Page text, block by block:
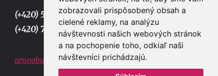
zobrazovali prispôsobený obsah a
cielené reklamy, na analýzu
návštevnosti našich webových stránok
a na pochopenie toho, odkiaľ naši
návštevníci prichádzajú.
(+420) 577 915 036,
(+420) 773 667 390
arnoobuv@gmail.com